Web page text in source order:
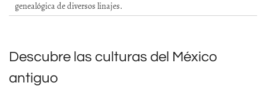
genealógica de diversos linajes.
Descubre las culturas del México
antiguo